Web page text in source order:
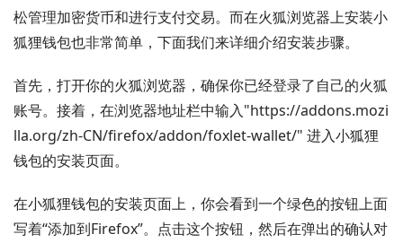
松管理加密货币和进行支付交易。而在火狐浏览器上安装小
狐狸钱包也非常简单，下面我们来详细介绍安装步骤。
首先，打开你的火狐浏览器，确保你已经登录了自己的火狐
账号。接着，在浏览器地址栏中输入"https://addons.mozi
lla.org/zh-CN/firefox/addon/foxlet-wallet/" 进入小狐狸
钱包的安装页面。
在小狐狸钱包的安装页面上，你会看到一个绿色的按钮上面
写着“添加到Firefox”。点击这个按钮，然后在弹出的确认对